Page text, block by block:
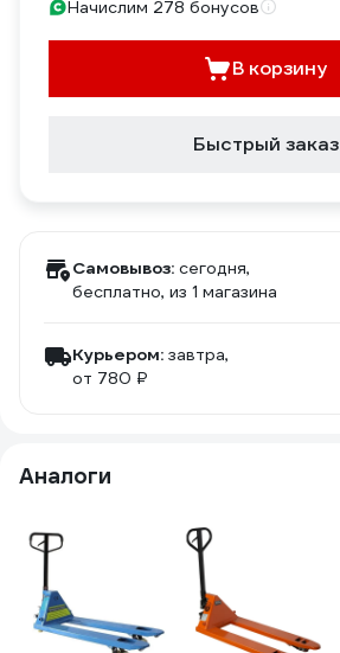
Начислим 278 бонусов
В корзину
Быстрый заказ
Самовывоз: сегодня,
бесплатно, из 1 магазина
Курьером: завтра,
от 780 ₽
Аналоги